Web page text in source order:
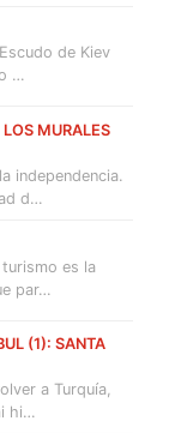
de Kiev
…
MURALES
independencia.
d…
es la
par…
(1): SANTA
a Turquía,
hi…